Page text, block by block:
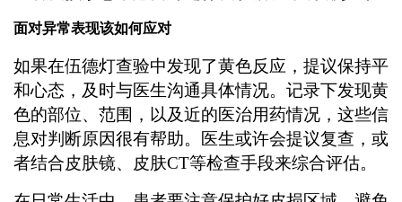
面对异常表现该如何应对
如果在伍德灯查验中发现了黄色反应，提议保持平
和心态，及时与医生沟通具体情况。记录下发现黄
色的部位、范围，以及近的医治用药情况，这些信
息对判断原因很有帮助。医生或许会提议复查，或
者结合皮肤镜、皮肤CT等检查手段来综合评估。